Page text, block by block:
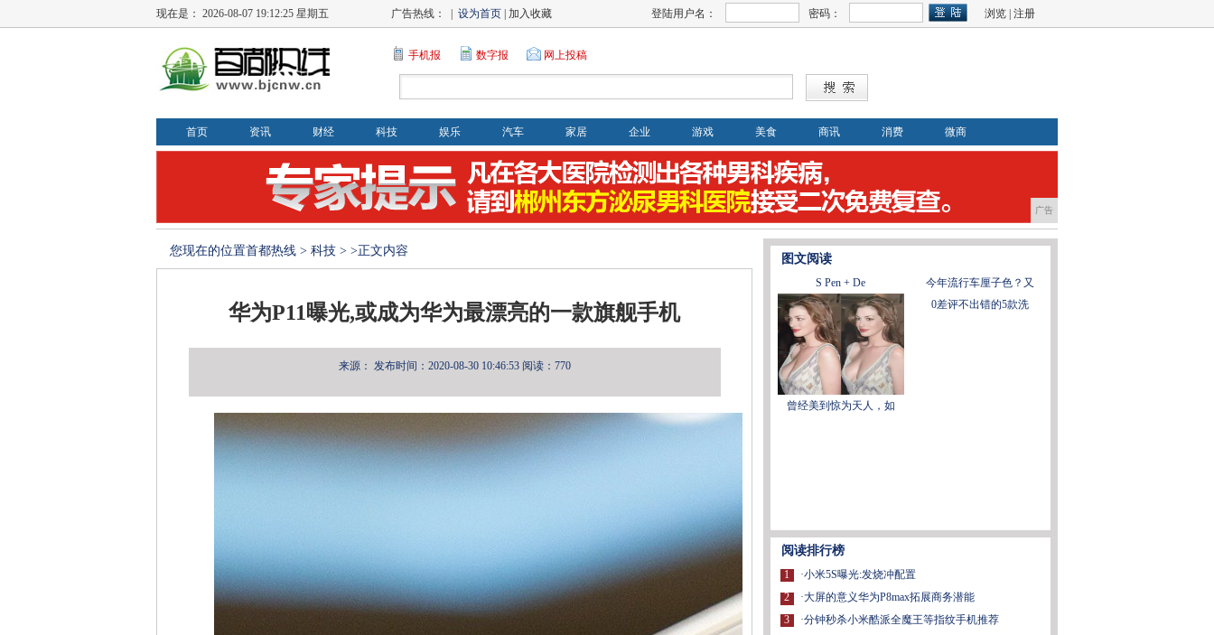
现在是： 2026-08-07 19:12:26 星期五 广告热线： | 设为首页 | 加入收藏 登陆用户名： 密码： 浏览 注册
手机报 数字报 网上投稿
首页 资讯 财经 科技 娱乐 汽车 家居 企业 游戏 美食 商讯 消费 微商
广告
您现在的位置首都热线 > 科技 > >正文内容
华为P11曝光,或成为华为最漂亮的一款旗舰手机
来源： 发布时间：2020-08-30 10:46:53 阅读：770
图文阅读
S Pen + De 今年流行车厘子色？又
曾经美到惊为天人，如
0差评不出错的5款洗
阅读排行榜
1
2
3
·小米5S曝光:发烧冲配置
·大屏的意义华为P8max拓展商务潜能
·分钟秒杀小米酷派全魔王等指纹手机推荐